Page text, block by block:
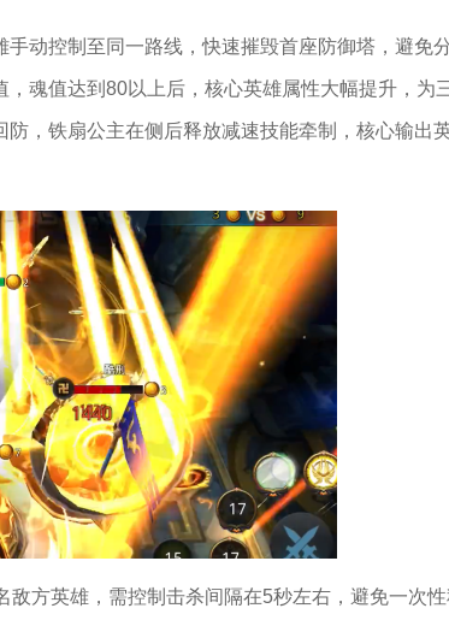
动控制至同一路线，快速摧毁首座防御塔，避免
魂值达到80以上后，核心英雄属性大幅提升，为
，铁扇公主在侧后释放减速技能牵制，核心输出
方英雄，需控制击杀间隔在5秒左右，避免一次